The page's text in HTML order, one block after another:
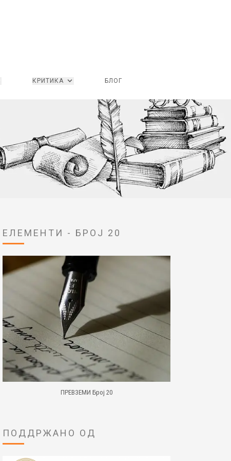
КРИТИКА БЛОГ
ЕЛЕМЕНТИ - БРОЈ 20
ПРЕВЗЕМИ Број 20
ПОДДРЖАНО ОД